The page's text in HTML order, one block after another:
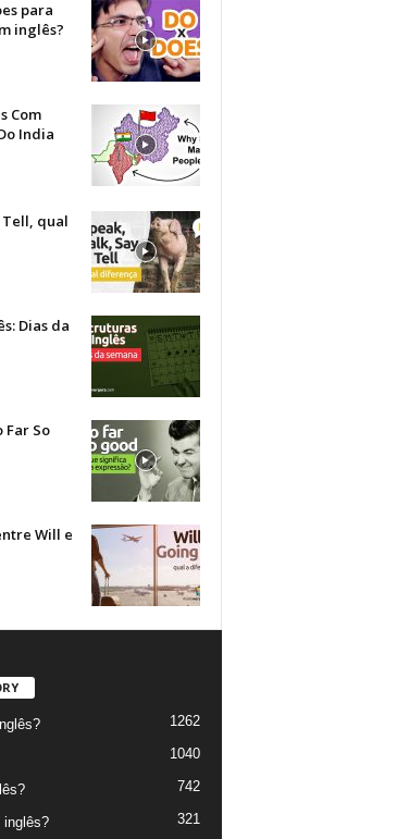
para
inglês?
Com
India
Tell, qual
Dias da
Far So
Will e
1262
1040
742
inglês? 321